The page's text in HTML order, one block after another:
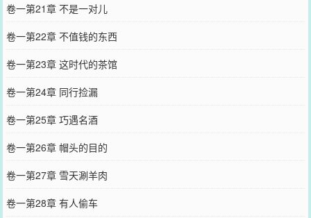
卷一第21章 不是一对儿
卷一第22章 不值钱的东西
卷一第23章 这时代的茶馆
卷一第24章 同行捡漏
卷一第25章 巧遇名酒
卷一第26章 帽头的目的
卷一第27章 雪天涮羊肉
卷一第28章 有人偷车